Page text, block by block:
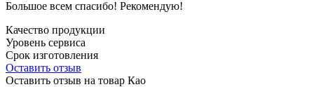
Большое всем спасибо! Рекомендую!
Качество продукции
Уровень сервиса
Срок изготовления
Оставить отзыв
Оставить отзыв на товар Као